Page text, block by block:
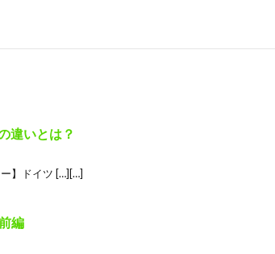
違いとは？
ー】ドイツ […][…]
編